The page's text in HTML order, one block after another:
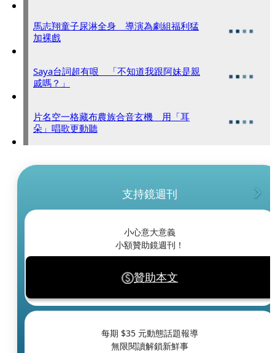
馬志翔童子尿淋全身 導演為劇組福利猛
加裸戲
Saya台詞超有哏 「不知道我跟阿妹是親
戚嗎？」
片名空一格藏布農族合音玄機 用「耳
朵」唱歌更動聽
支持鏡週刊
小心意大意義
小額贊助鏡週刊！
贊助本文
每期 $35 元動態話題報導
無限閱讀解鎖新鮮事